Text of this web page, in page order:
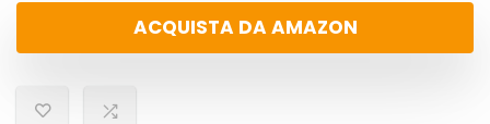
ACQUISTA DA AMAZON